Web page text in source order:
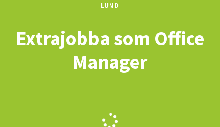
LUND
Extrajobba som Office
Manager